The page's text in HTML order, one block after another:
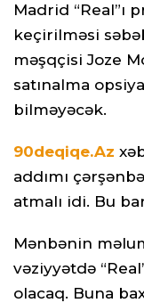
Madrid “Real”ı
keçirilməsi
məşqçisi Joze
satınalma
bilməyəcək.
90deqiqe.Az
addımı
atmalı idi. Bu
Mənbənin
vəziyyətdə
olacaq. Buna